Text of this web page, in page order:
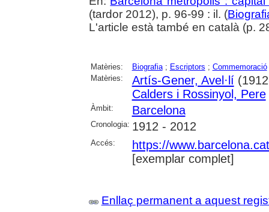
(tardor 2012), p. 96-99 : il. (
L'article està també en català (p.
Matèries: Biografia; Escriptors ; Commemoració
Matèries:
Artís-Gener, Avel·lí
Calders i Rossinyol, Pere
Àmbit: Barcelona
Cronologia: 1912 - 2012
Accés:
https://
[exemplar complet]
Enllaç permanent a aquest